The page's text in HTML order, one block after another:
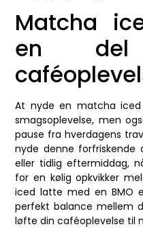
Matcha
en
At nyde en matcha
smagsoplevelse, men
pause fra hverdagens
nyde denne forfriskende
eller tidlig eftermiddag,
for en kølig opkvikker
iced latte med en BMO
perfekt balance mellem
løfte din caféoplevelse til